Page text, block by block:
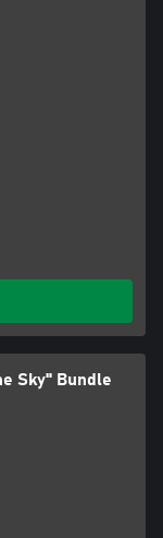
Sky" Bundle